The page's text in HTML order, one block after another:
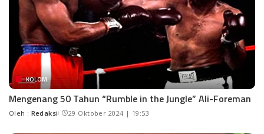
KOLOM
Mengenang 50 Tahun “Rumble in the Jungle” Ali-Foreman
Oleh : Redaksi 29 Oktober 2024 | 19:53